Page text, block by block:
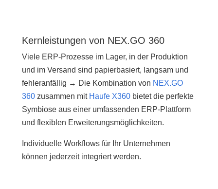
Kernleistungen von NEX.GO 360
Viele ERP-Prozesse im Lager, in der Produktion
und im Versand sind papierbasiert, langsam und
fehleranfällig → Die Kombination von NEX.GO
360zusammen mit Haufe X360bietet die perfekte
Symbiose aus einer umfassenden ERP-Plattform
und flexiblen Erweiterungsmöglichkeiten.
Individuelle Workflows für Ihr Unternehmen
können jederzeit integriert werden.